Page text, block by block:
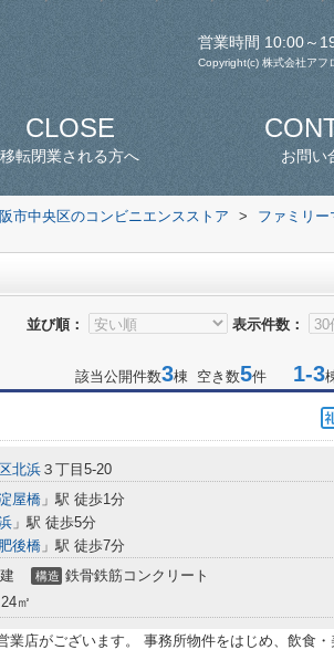
営業時間 10:00～
Copyright(c) 株式会社アフ
CLOSE
移転閉業される方へ お問い
市中央区のコンビニエンスストア >
ファミリー
並び順： 表示件数：
該当公開件数3棟 空き数5件 1-3
北浜 ３丁目5-20
屋橋 」駅 徒歩1分
」駅 徒歩5分
肥後橋 」駅 徒歩7分
構造 鉄骨鉄筋コンクリート
㎡
業店がございます。 事務所物件をはじめ、飲食・